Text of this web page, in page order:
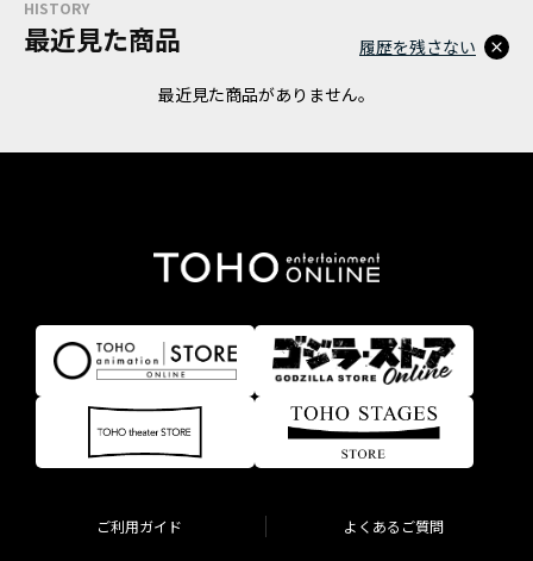
HISTORY
最近見た商品
最近見た商品がありません。
履歴を残さない
ご利用ガイド よくあるご質問